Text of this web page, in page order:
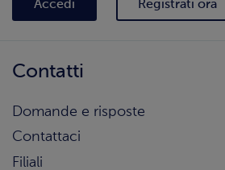
Accedi Registrati ora
Contatti
Domande e risposte
Contattaci
Filiali